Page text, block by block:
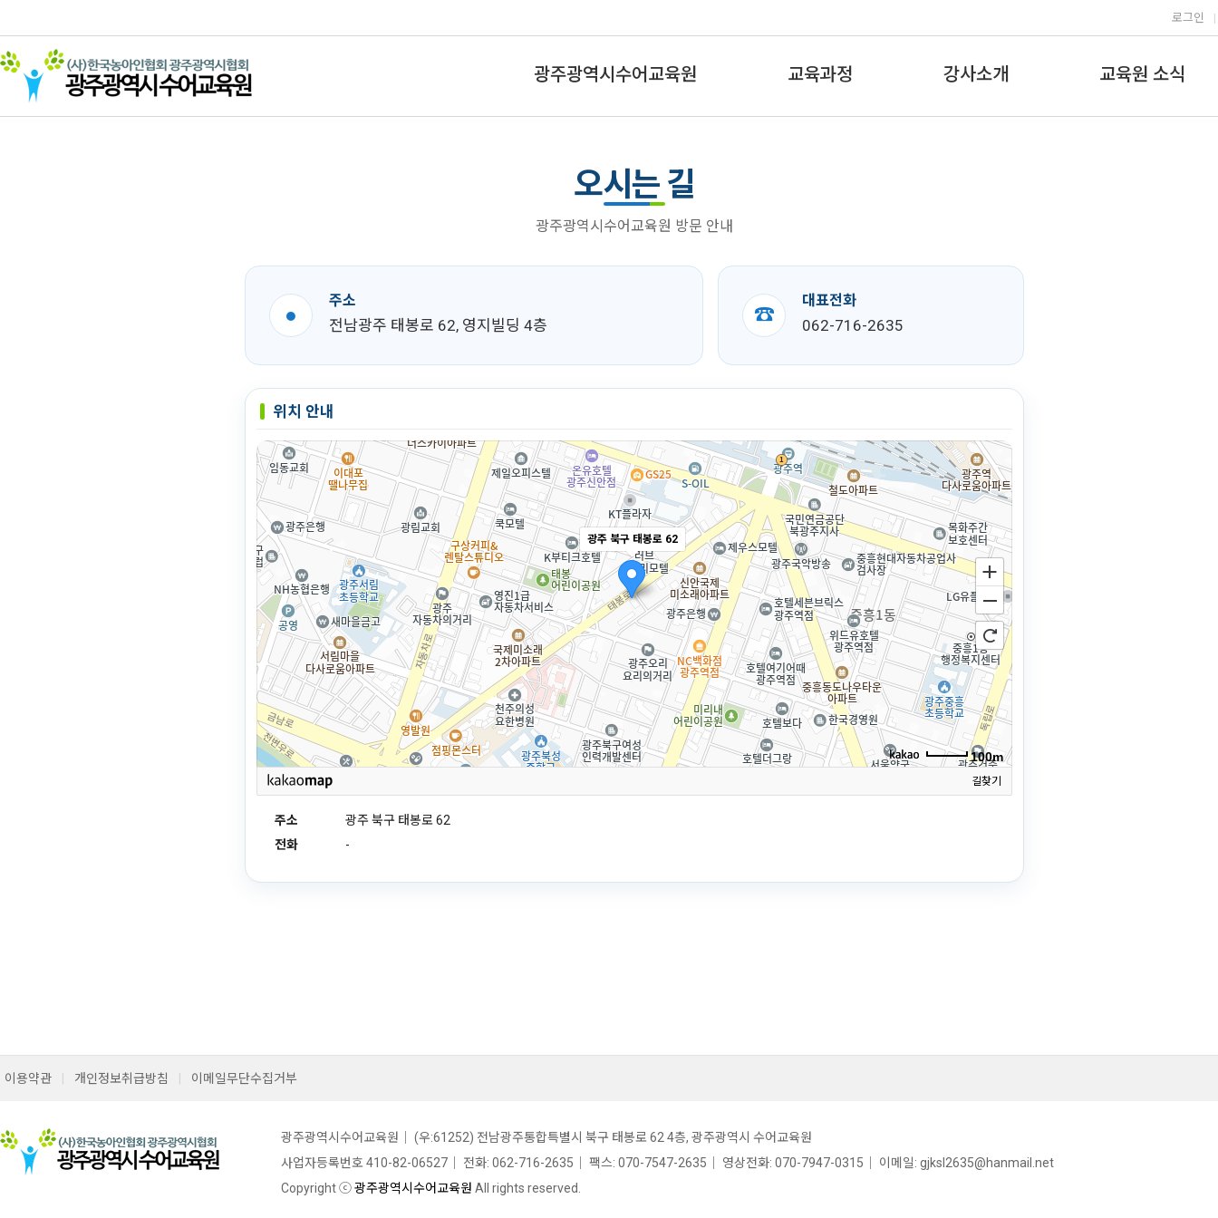
로그인
광주광역시수어교육원 교육과정 강사소개 교육원 소식
오시는 길
광주광역시수어교육원 방문 안내
●
주소
전남광주 태봉로 62, 영지빌딩 4층 ☎
대표전화
062-716-2635
위치 안내
광주 북구 태봉로 62
100m
길찾기
주소
광주 북구 태봉로 62
전화
-
이용약관 개인정보취급방침 이메일무단수집거부
광주광역시수어교육원｜ (우:61252) 전남광주통합특별시 북구 태봉로 62 4층, 광주광역시 수어교육원
사업자등록번호 410-82-06527｜ 전화: 062-716-2635｜ 팩스: 070-7547-2635｜ 영상전화: 070-7947-0315｜ 이메일: gjksl2635@hanmail.net
Copyright ⓒ광주광역시수어교육원 All rights reserved.